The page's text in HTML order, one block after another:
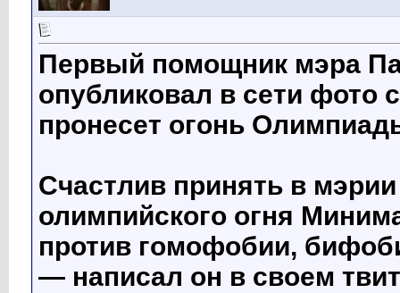
Первый помощник мэра
опубликовал в сети фото
пронесет огонь
Счастлив принять в
олимпийского огня
против гомофобии,
— написал он в своем